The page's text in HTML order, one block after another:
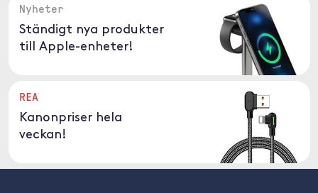
Nyheter
Ständigt nya produkter
till Apple-enheter!
REA
Kanonpriser hela
veckan!